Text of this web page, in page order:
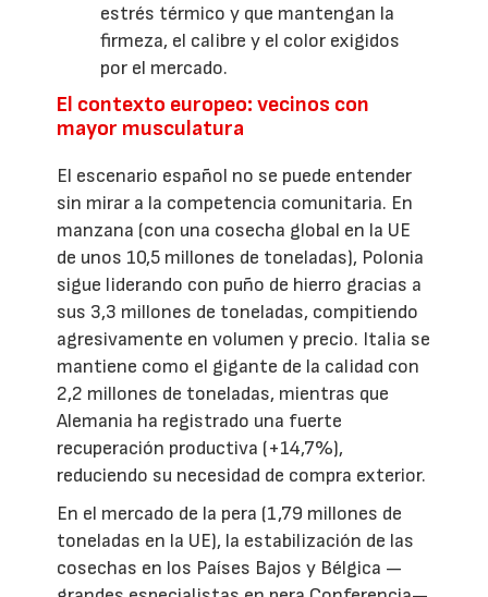
estrés térmico y que mantengan la
firmeza, el calibre y el color exigidos
por el mercado.
El contexto europeo: vecinos con
mayor musculatura
El escenario español no se puede entender
sin mirar a la competencia comunitaria. En
manzana (con una cosecha global en la UE
de unos 10,5 millones de toneladas), Polonia
sigue liderando con puño de hierro gracias a
sus 3,3 millones de toneladas, compitiendo
agresivamente en volumen y precio. Italia se
mantiene como el gigante de la calidad con
2,2 millones de toneladas, mientras que
Alemania ha registrado una fuerte
recuperación productiva (+14,7%),
reduciendo su necesidad de compra exterior.
En el mercado de la pera (1,79 millones de
toneladas en la UE), la estabilización de las
cosechas en los Países Bajos y Bélgica —